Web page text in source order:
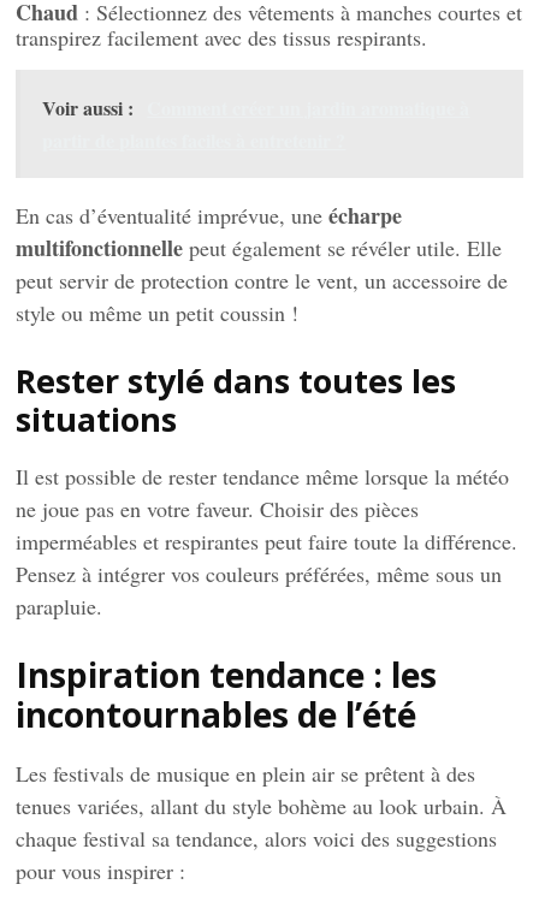
Chaud : Sélectionnez des vêtements à manches courtes et
transpirez facilement avec des tissus respirants.
Voir aussi :
En cas d’éventualité imprévue, uneécharpe
multifonctionnelle peut également se révéler utile. Elle
peut servir de protection contre le vent, un accessoire de
style ou même un petit coussin !
Rester stylé dans toutes les
situations
Il est possible de rester tendance même lorsque la météo
ne joue pas en votre faveur. Choisir des pièces
imperméables et respirantes peut faire toute la différence.
Pensez à intégrer vos couleurs préférées, même sous un
parapluie.
Inspiration tendance : les
incontournables de l’été
Les festivals de musique en plein air se prêtent à des
tenues variées, allant du style bohème au look urbain. À
chaque festival sa tendance, alors voici des suggestions
pour vous inspirer :